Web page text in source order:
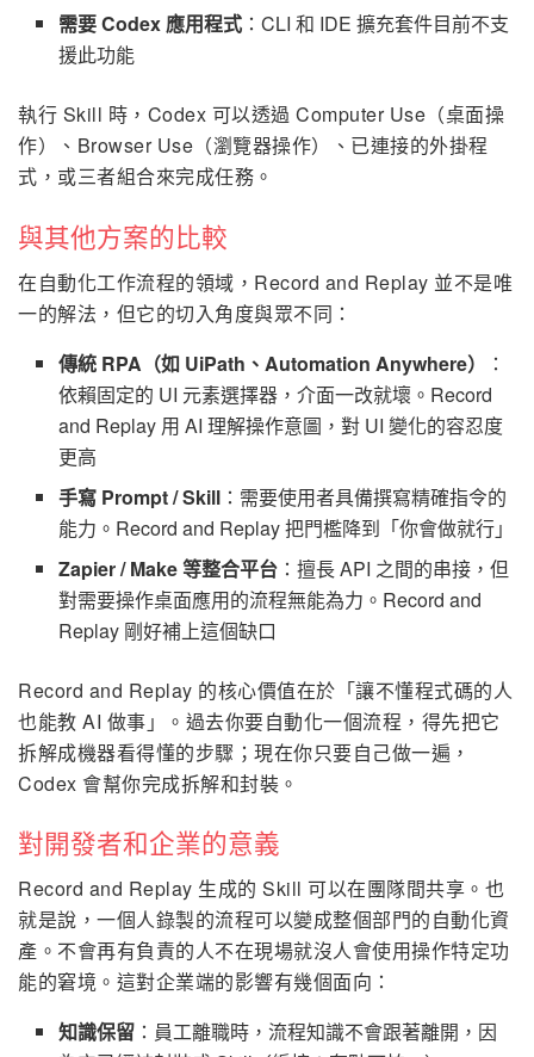
需要 Codex 應用程式 ：CLI 和 IDE 擴充套件目前不支
援此功能
執行 Skill 時，Codex 可以透過 Computer Use（桌面操
作）、Browser Use（瀏覽器操作）、已連接的外掛程
式，或三者組合來完成任務。
與其他方案的比較
在自動化工作流程的領域，Record and Replay 並不是唯
一的解法，但它的切入角度與眾不同：
傳統 RPA（如 UiPath、Automation Anywhere）
：
依賴固定的 UI 元素選擇器，介面一改就壞。Record
and Replay 用 AI 理解操作意圖，對 UI 變化的容忍度
更高
手寫 Prompt / Skill ：需要使用者具備撰寫精確指令的
能力。Record and Replay 把門檻降到「你會做就行」
Zapier / Make 等整合平台 ：擅長 API 之間的串接，但
對需要操作桌面應用的流程無能為力。Record and
Replay 剛好補上這個缺口
Record and Replay 的核心價值在於「讓不懂程式碼的人
也能教 AI 做事」。過去你要自動化一個流程，得先把它
拆解成機器看得懂的步驟；現在你只要自己做一遍，
Codex 會幫你完成拆解和封裝。
對開發者和企業的意義
Record and Replay 生成的 Skill 可以在團隊間共享。也
就是說，一個人錄製的流程可以變成整個部門的自動化資
產。不會再有負責的人不在現場就沒人會使用操作特定功
能的窘境。這對企業端的影響有幾個面向：
知識保留 ：員工離職時，流程知識不會跟著離開，因